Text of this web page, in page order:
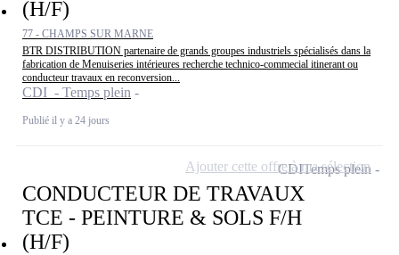
(H/F)
77 - CHAMPS SUR MARNE
BTR DISTRIBUTION partenaire de grands groupes industriels spécialisés dans la
fabrication de Menuiseries intérieures recherche technico-commecial itinerant ou
conducteur travaux en reconversion...
CDI - Temps plein
Publié il y a 24 jours
CONDUCTEUR DE TRAVAUX
TCE - PEINTURE & SOLS F/H
(H/F)
CDITemps plein
Ajouter cette offre à ma sélection